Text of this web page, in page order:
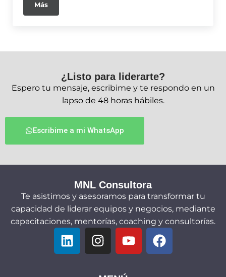
Más
¿Listo para liderarte?
Espero tu mensaje, escribime y te respondo en un
lapso de 48 horas hábiles.
Escribime a mi WhatsApp
MNL Consultora
Te asistimos y asesoramos para transformar tu
capacidad de liderar equipos y negocios, mediante
capacitaciones, mentorías, coaching y consultorías.